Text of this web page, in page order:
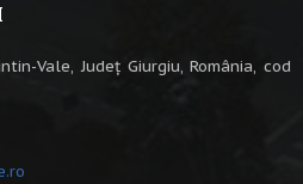
Vale, Județ Giurgiu, România, cod